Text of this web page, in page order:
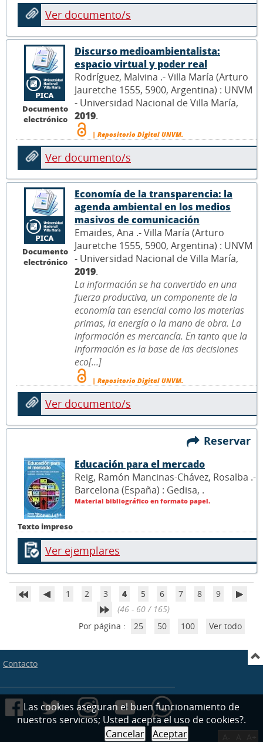
Ver documento/s
Documento
electrónico
Discurso medioambientalista:
espacio virtual y poder real
Rodríguez, Malvina .- Villa María (Arturo
Jauretche 1555, 5900, Argentina) : UNVM
- Universidad Nacional de Villa María,
2019.
| Repositorio Digital UNVM.
Ver documento/s
Documento
electrónico
Economía de la transparencia: la
agenda ambiental en los medios
masivos de comunicación
Emaides, Ana .- Villa María (Arturo
Jauretche 1555, 5900, Argentina) : UNVM
- Universidad Nacional de Villa María,
2019.
La información se ha convertido en una
fuerza productiva, un componente de la
economía tan esencial como las materias
primas, la energía o la mano de obra. La
información es mercancía. En tanto que la
información es la base de las decisiones
eco[...]
| Repositorio Digital UNVM.
Ver documento/s
Reservar
Texto impreso
Educación para el mercado
Reig, Ramón Mancinas-Chávez, Rosalba .-
Barcelona (España) : Gedisa, .
Material bibliográfico en formato papel.
Ver ejemplares
1 2 3 4 5 6 7 8
9
(46 - 60 / 165)
Por página :
25 50 100 Ver todo
Contacto
Las cookies aseguran el buen funcionamiento de
nuestros servicios; Usted acepta el uso de cookies?.
Cancelar
Aceptar